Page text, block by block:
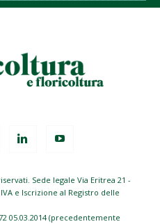
Sede legale Via Eritrea 21 -
e Iscrizione al Registro delle
05.03.2014 (precedentemente